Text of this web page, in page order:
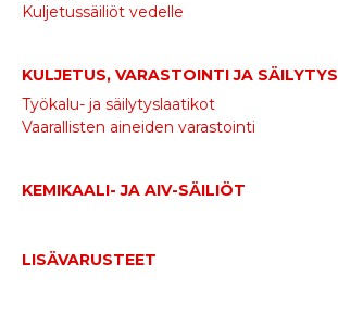
Kuljetussäiliöt vedelle
KULJETUS, VARASTOINTI JA SÄILYTYS
Työkalu- ja säilytyslaatikot
Vaarallisten aineiden varastointi
KEMIKAALI- JA AIV-SÄILIÖT
LISÄVARUSTEET